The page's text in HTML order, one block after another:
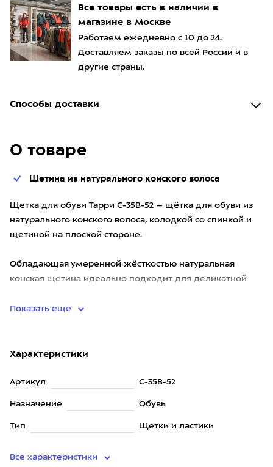
Все товары есть в наличии в
магазине в Москве
Работаем ежедневно с 10 до 24.
Доставляем заказы по всей России и в
другие страны.
Способы доставки
О товаре
Щетина из натурального конского волоса
Щетка для обуви Тарри С-35В-52 – щётка для обуви из
натурального конского волоса, колодкой со спинкой и
щетиной на плоской стороне.
Обладающая умеренной жёсткостью натуральная
конская щетина идеально подходит для деликатной
Показать еще
Характеристики
Артикул С-35В-52
Назначение Обувь
Тип Щетки и ластики
Все характеристики